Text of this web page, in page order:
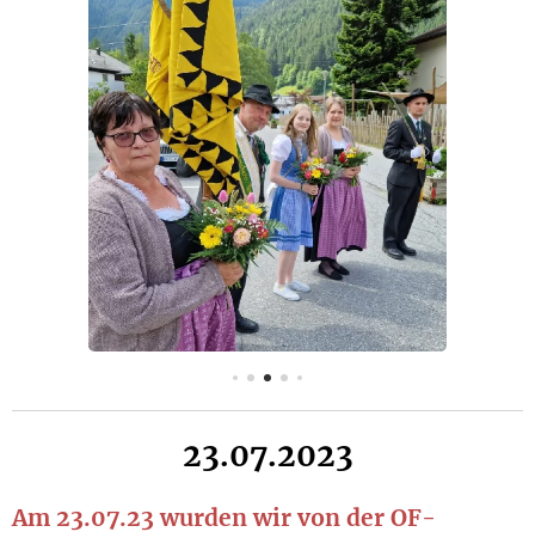
23.07.2023
Am 23.07.23 wurden wir von der OF-